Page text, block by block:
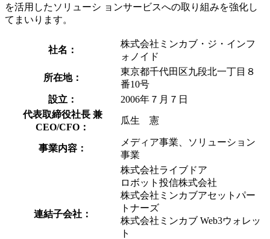
を活用したソリューシ ョンサービスへの取り組みを強化し
てまいります。
社名：
株式会社ミンカブ・ジ・インフ
ォノイド
所在地：
東京都千代田区九段北一丁目８
番10号
設立：
2006年７月７日
代表取締役社長 兼
CEO/CFO：
瓜生 憲
事業内容：
メディア事業、ソリューション
事業
連結子会社：
株式会社ライブドア
ロボット投信株式会社
株式会社ミンカブアセットパー
トナーズ
株式会社ミンカブ Web3ウォレッ
ト